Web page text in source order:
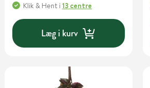
Klik & Hent i 13 centre
Læg i kurv